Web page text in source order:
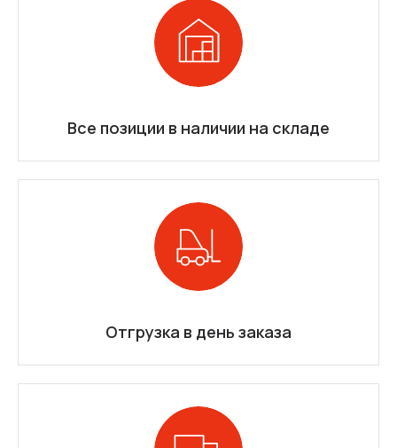
Все позиции в наличии на складе
Отгрузка в день заказа